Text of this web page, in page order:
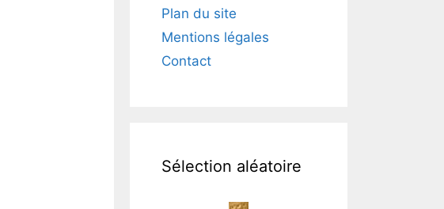
Plan du site
Mentions légales
Contact
Sélection aléatoire